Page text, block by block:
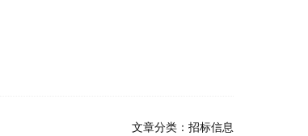
文章分类： 招标信息